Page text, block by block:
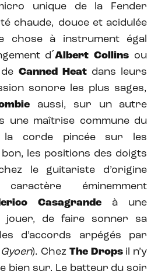
unique de la Fender
chaude, douce et acidulée
chose à instrument égal
d´Albert Collins ou
de Canned Heatdans leurs
sonore les plus sages,
aussi, sur un autre
une maîtrise commune du
corde pincée sur les
bon, les positions des doigts
le guitariste d’origine
caractère éminemment
Casagrande à une
jouer, de faire sonner sa
d’accords arpégés par
). Chez The Dropsil n’y
bien sur. Le batteur du soir